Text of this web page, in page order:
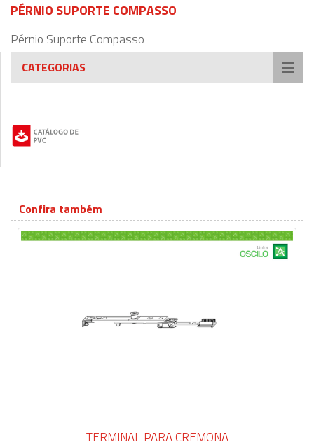
PÉRNIO SUPORTE COMPASSO
Pérnio Suporte Compasso
CATEGORIAS
Confira também
TERMINAL PARA CREMONA